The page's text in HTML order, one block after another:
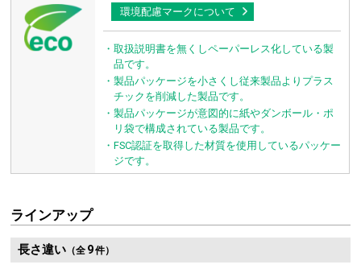
環境配慮マークについて
・取扱説明書を無くしペーパーレス化している製
品です。
・製品パッケージを小さくし従来製品よりプラス
チックを削減した製品です。
・製品パッケージが意図的に紙やダンボール・ポ
リ袋で構成されている製品です。
・FSC認証を取得した材質を使用しているパッケー
ジです。
ラインアップ
長さ違い（全 9件）